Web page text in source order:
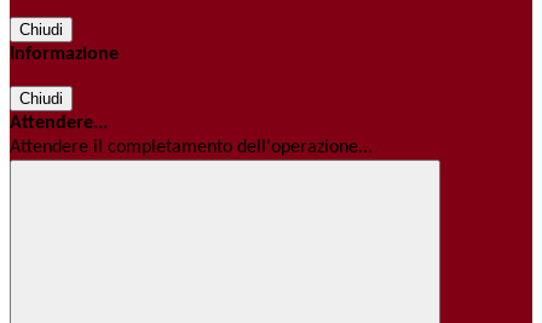
Chiudi
Informazione
Chiudi
Attendere...
Attendere il completamento dell'operazione...